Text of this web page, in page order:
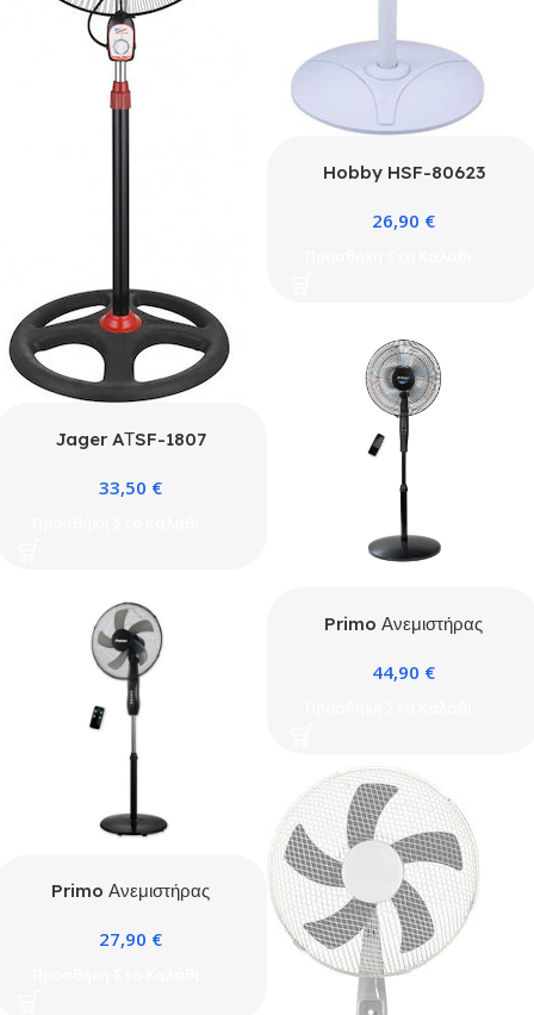
Hobby HSF-80623
45W Διαμέτρου 40cm
26,90 €
Jager AΤSF-1807
70W Διαμέτρου 45cm
33,50 €
Primo Ανεμιστήρας
Τηλεχειριστήριο και DC
44,90 €
Primo Ανεμιστήρας
Διαμέτρου 40cm Μαύρος
27,90 €